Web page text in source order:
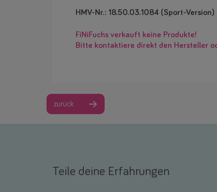
HMV-Nr.: 18.50.03.1084 (Sport-Version)
FiNiFuchs verkauft keine Produkte!
Bitte kontaktiere direkt den Hersteller
zurück
Teile deine Erfahrungen